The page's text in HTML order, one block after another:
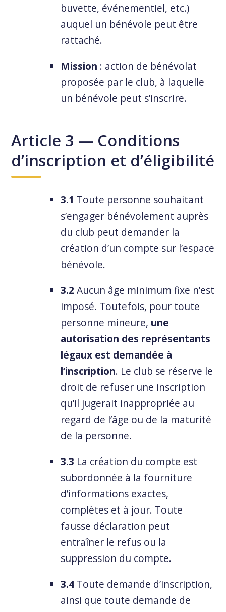
buvette, événementiel, etc.)
auquel un bénévole peut être
rattaché.
Mission : action de bénévolat
proposée par le club, à laquelle
un bénévole peut s’inscrire.
Article 3 — Conditions
d’inscription et d’éligibilité
3.1 Toute personne souhaitant
s’engager bénévolement auprès
du club peut demander la
création d’un compte sur l’espace
bénévole.
3.2Aucun âge minimum fixe n’est
imposé. Toutefois, pour toute
personne mineure, une
autorisation des représentants
légaux est demandée à
l’inscription. Le club se réserve le
droit de refuser une inscription
qu’il jugerait inappropriée au
regard de l’âge ou de la maturité
de la personne.
3.3 La création du compte est
subordonnée à la fourniture
d’informations exactes,
complètes et à jour. Toute
fausse déclaration peut
entraîner le refus ou la
suppression du compte.
3.4 Toute demande d’inscription,
ainsi que toute demande de